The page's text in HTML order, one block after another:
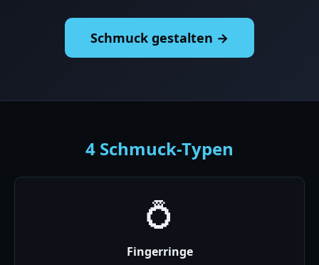
Schmuck gestalten →
4 Schmuck-Typen
💍
Fingerringe